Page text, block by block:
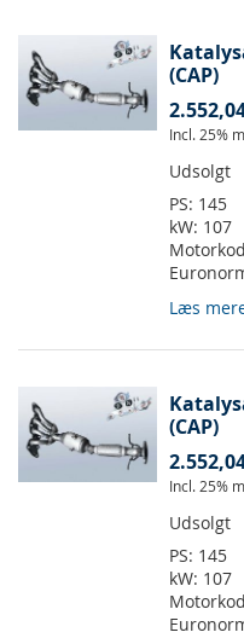
(CAP)
Incl. 25%
Udsolgt
PS: 145
kW: 107
Læs
(CAP)
Incl. 25%
Udsolgt
PS: 145
kW: 107